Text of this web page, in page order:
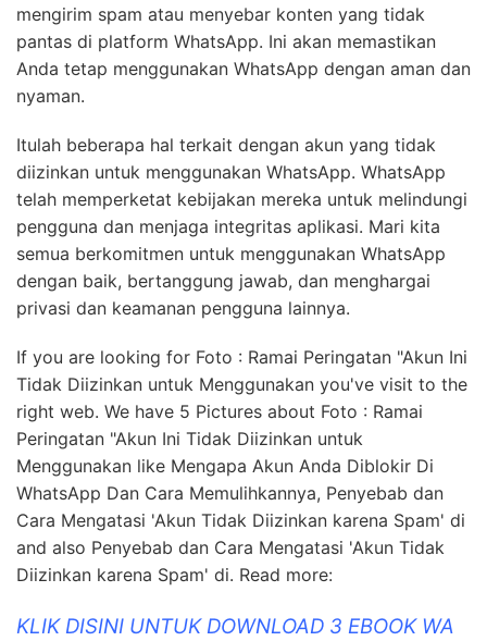
mengirim spam atau menyebar konten yang tidak
pantas di platform WhatsApp. Ini akan memastikan
Anda tetap menggunakan WhatsApp dengan aman dan
nyaman.
Itulah beberapa hal terkait dengan akun yang tidak
diizinkan untuk menggunakan WhatsApp. WhatsApp
telah memperketat kebijakan mereka untuk melindungi
pengguna dan menjaga integritas aplikasi. Mari kita
semua berkomitmen untuk menggunakan WhatsApp
dengan baik, bertanggung jawab, dan menghargai
privasi dan keamanan pengguna lainnya.
If you are looking for Foto : Ramai Peringatan "Akun Ini
Tidak Diizinkan untuk Menggunakan you've visit to the
right web. We have 5 Pictures about Foto : Ramai
Peringatan "Akun Ini Tidak Diizinkan untuk
Menggunakan like Mengapa Akun Anda Diblokir Di
WhatsApp Dan Cara Memulihkannya, Penyebab dan
Cara Mengatasi 'Akun Tidak Diizinkan karena Spam' di
and also Penyebab dan Cara Mengatasi 'Akun Tidak
Diizinkan karena Spam' di. Read more:
KLIK DISINI UNTUK DOWNLOAD 3 EBOOK WA